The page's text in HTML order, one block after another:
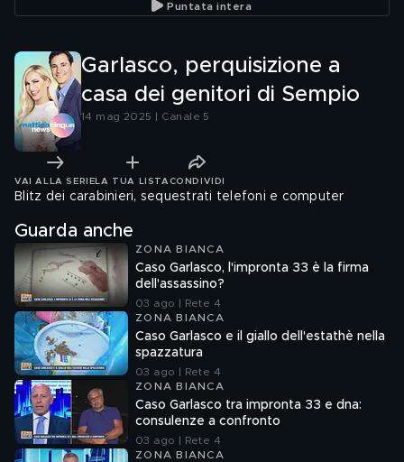
Puntata intera
Garlasco, perquisizione a
casa dei genitori di Sempio
14 mag 2025 | Canale 5
VAI ALLA SERIE LA TUA LISTA CONDIVIDI
Blitz dei carabinieri, sequestrati telefoni e computer
Guarda anche
ZONA BIANCA
Caso Garlasco, l'impronta 33 è la firma
dell'assassino?
03 ago | Rete 4
ZONA BIANCA
Caso Garlasco e il giallo dell'estathè nella
spazzatura
03 ago | Rete 4
ZONA BIANCA
Caso Garlasco tra impronta 33 e dna:
consulenze a confronto
03 ago | Rete 4
ZONA BIANCA